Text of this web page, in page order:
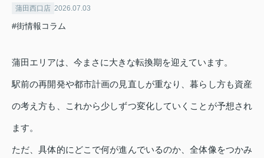
蒲田西口店 2026.07.03
#街情報コラム
蒲田エリアは、今まさに大きな転換期を迎えています。
駅前の再開発や都市計画の見直しが重なり、暮らし方も資産
の考え方も、これから少しずつ変化していくことが予想され
ます。
ただ、具体的にどこで何が進んでいるのか、全体像をつかみ